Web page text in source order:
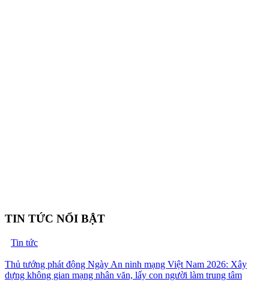
TIN TỨC NỔI BẬT
Tin tức
Thủ tướng phát động Ngày An ninh mạng Việt Nam 2026: Xây
dựng không gian mạng nhân văn, lấy con người làm trung tâm